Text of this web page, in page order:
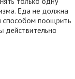
Еда не должна
способом поощрить
действительно